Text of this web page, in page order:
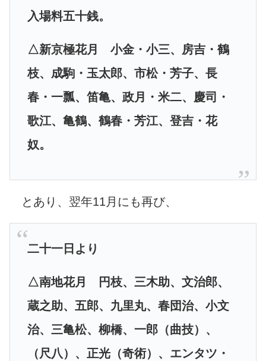
入場料五十銭。
△新京極花月 小金・小三、房吉・鶴
枝、成駒・玉太郎、市松・芳子、長
春・一瓢、笛亀、政月・米二、慶司・
歌江、亀鶴、鶴春・芳江、登吉・花
奴。
とあり、翌年11月にも再び、
二十一日より
△南地花月 円枝、三木助、文治郎、
蔵之助、五郎、九里丸、春団治、小文
治、三亀松、柳橋、一郎（曲技）、
（尺八）、正光（奇術）、エンタツ・